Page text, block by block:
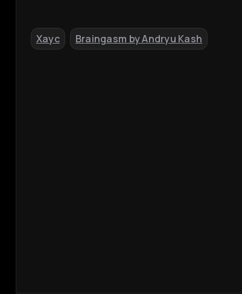
Хаус Braingasm by Andryu Kash